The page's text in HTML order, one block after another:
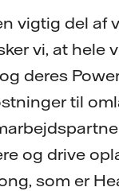
vigtig del af
vi, at hele
deres
til
og drive
som er